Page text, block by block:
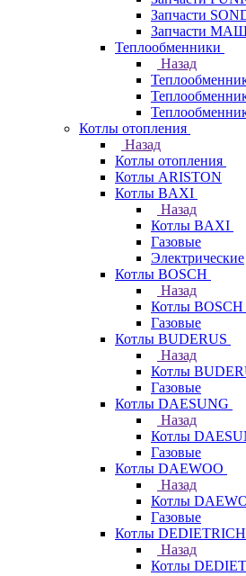
Запчасти
Запчасти
Теплообменники
Назад
Котлы отопления
Назад
Котлы отопления
Котлы ARISTON
Котлы BAXI
Назад
Котлы BAXI
Газовые
Электрические
Котлы BOSCH
Назад
Котлы BOSCH
Газовые
Котлы BUDERUS
Назад
Котлы
Газовые
Котлы DAESUNG
Назад
Котлы
Газовые
Котлы DAEWOO
Назад
Котлы
Газовые
Котлы DEDIETRICH
Назад
Котлы